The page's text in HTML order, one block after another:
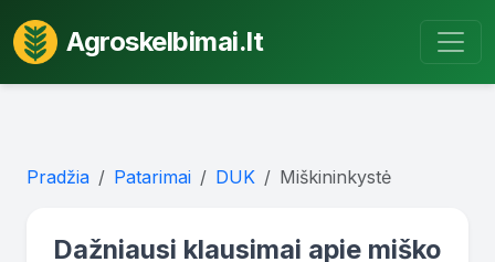
Agroskelbimai.lt
Pradžia Patarimai DUK Miškininkystė
Dažniausi klausimai apie miško